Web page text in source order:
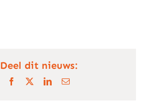
Deel dit nieuws:
Facebook LinkedIn
E-